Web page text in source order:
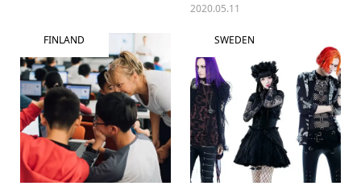
2020.05.11
FINLAND SWEDEN